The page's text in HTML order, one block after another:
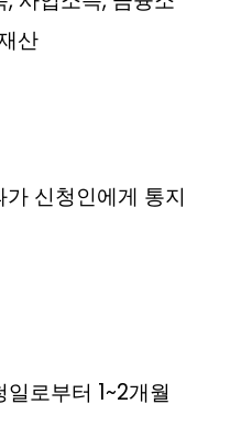
산
가 신청인에게 통지
일로부터 1~2개월